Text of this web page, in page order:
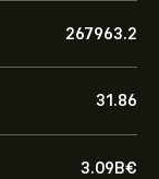
267963.2
31.86
3.09B‎€‎